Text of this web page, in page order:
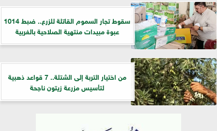
سقوط تجار السموم القاتلة للزرع.. ضبط 1014
عبوة مبيدات منتهية الصلاحية بالغربية
من اختيار التربة إلى الشتلة.. 7 قواعد ذهبية
لتأسيس مزرعة زيتون ناجحة